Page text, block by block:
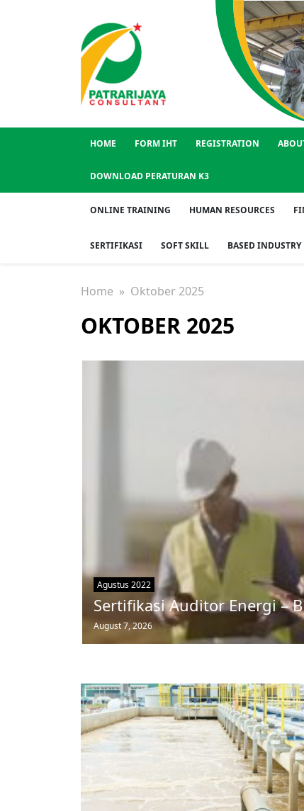
HOME FORM IHT REGISTRATION
DOWNLOAD PERATURAN K3
ONLINE TRAINING HUMAN RESOURCES
SERTIFIKASI SOFT SKILL BASED INDUSTRY
Home » Oktober 2025
OKTOBER 2025
Agustus 2022
Sertifikasi Auditor Energi –
August 7, 2026